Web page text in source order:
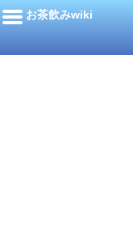
お茶飲みwiki